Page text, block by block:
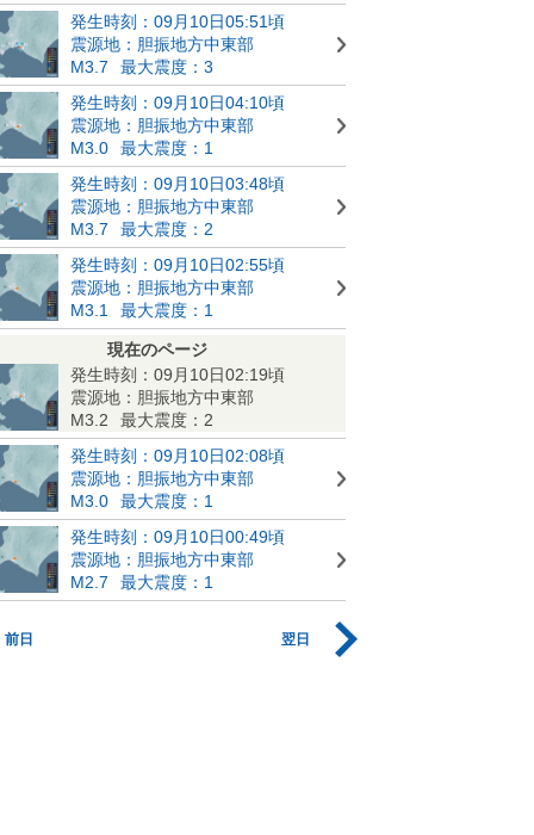
発生時刻：09月10日05:51頃
震源地：胆振地方中東部
M3.7
最大震度：3
発生時刻：09月10日04:10頃
震源地：胆振地方中東部
M3.0
最大震度：1
発生時刻：09月10日03:48頃
震源地：胆振地方中東部
M3.7
最大震度：2
発生時刻：09月10日02:55頃
震源地：胆振地方中東部
M3.1
最大震度：1
現在のページ
発生時刻：09月10日02:19頃
震源地：胆振地方中東部
M3.2
最大震度：2
発生時刻：09月10日02:08頃
震源地：胆振地方中東部
M3.0
最大震度：1
発生時刻：09月10日00:49頃
震源地：胆振地方中東部
M2.7
最大震度：1
前日 翌日